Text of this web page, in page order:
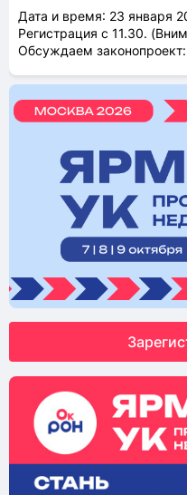
Дата и время: 23 января
Регистрация с 11.30.
Обсуждаем